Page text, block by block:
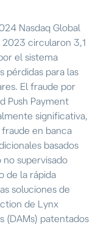
Nasdaq Global
circularon 3,1
el sistema
pérdidas para las
El fraude por
Push Payment
significativa,
en banca
basados
supervisado
de la rápida
soluciones de
de Lynx
(DAMs) patentados